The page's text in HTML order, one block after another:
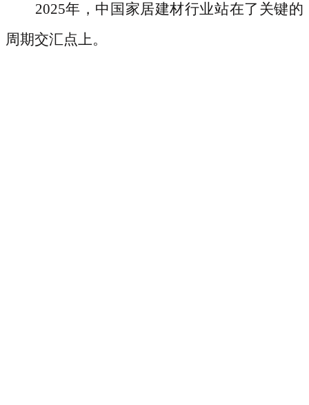
2025年，中国家居建材行业站在了关键的
周期交汇点上。